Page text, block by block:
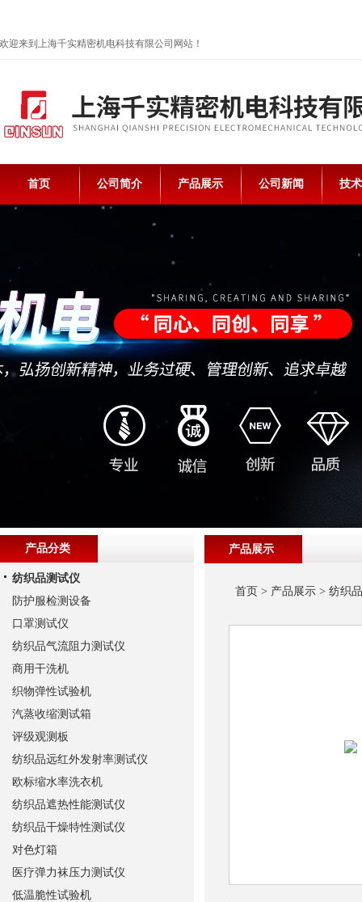
欢迎来到上海千实精密机电科技有限公司网站！
首页 公司简介 产品展示 公司新闻 技
产品展示
首页 > 产品展示> 纺织
产品分类
纺织品测试仪
防护服检测设备
口罩测试仪
纺织品气流阻力测试仪
商用干洗机
织物弹性试验机
汽蒸收缩测试箱
评级观测板
纺织品远红外发射率测试仪
欧标缩水率洗衣机
纺织品遮热性能测试仪
纺织品干燥特性测试仪
对色灯箱
医疗弹力袜压力测试仪
低温脆性试验机